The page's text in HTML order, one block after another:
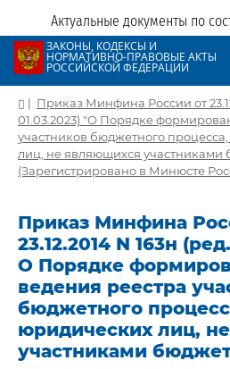
Актуальные документы по
ЗАКОНЫ, КОДЕКСЫ И
НОРМАТИВНО-ПРАВОВЫЕ АКТЫ
РОССИЙСКОЙ ФЕДЕРАЦИИ
| Приказ Минфина России от
01.03.2023) "О Порядке
участников бюджетного
лиц, не являющихся участниками
(Зарегистрировано в Минюсте
Приказ Минфина
23.12.2014 N 163н
О Порядке
ведения реестра
бюджетного
юридических лиц,
участниками